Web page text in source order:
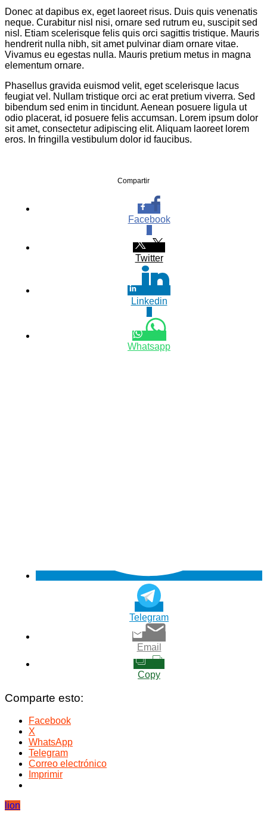
Donec at dapibus ex, eget laoreet risus. Duis quis venenatis
neque. Curabitur nisl nisi, ornare sed rutrum eu, suscipit sed
nisl. Etiam scelerisque felis quis orci sagittis tristique. Mauris
hendrerit nulla nibh, sit amet pulvinar diam ornare vitae.
Vivamus eu egestas nulla. Mauris pretium metus in magna
elementum ornare.
Phasellus gravida euismod velit, eget scelerisque lacus
feugiat vel. Nullam tristique orci ac erat pretium viverra. Sed
bibendum sed enim in tincidunt. Aenean posuere ligula ut
odio placerat, id posuere felis accumsan. Lorem ipsum dolor
sit amet, consectetur adipiscing elit. Aliquam laoreet lorem
eros. In fringilla vestibulum dolor id faucibus.
Compartir
Facebook
Twitter
Linkedin
Whatsapp
Telegram
Email
Copy
Comparte esto:
Facebook
X
WhatsApp
Telegram
Correo electrónico
Imprimir
lion